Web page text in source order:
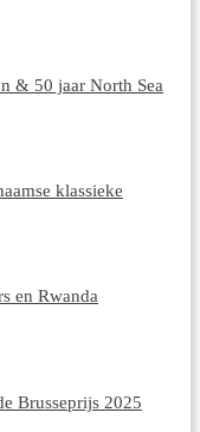
& 50 jaar North Sea
klassieke
en Rwanda
Brusseprijs 2025